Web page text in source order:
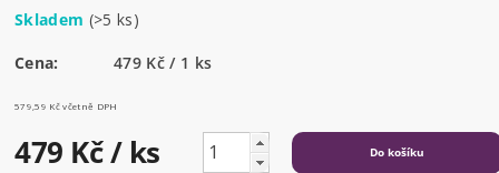
Skladem (>5 ks)
Cena: 479 Kč / 1 ks
579,59 Kč včetně DPH
479 Kč/ ks